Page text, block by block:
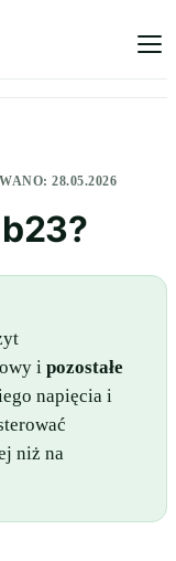
28.05.2026
i pozostałe
napięcia i
niż na